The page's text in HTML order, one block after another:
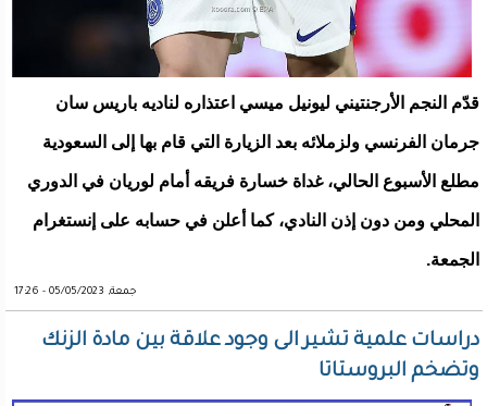
قدّم النجم الأرجنتيني ليونيل ميسي اعتذاره لناديه باريس سان
جرمان الفرنسي ولزملائه بعد الزيارة التي قام بها إلى السعودية
مطلع الأسبوع الحالي، غداة خسارة فريقه أمام لوريان في الدوري
المحلي ومن دون إذن النادي، كما أعلن في حسابه على إنستغرام
الجمعة.
جمعة, 05/05/2023 - 17:26
دراسات علمية تشير الى وجود علاقة بين مادة الزنك
وتضخم البروستاتا